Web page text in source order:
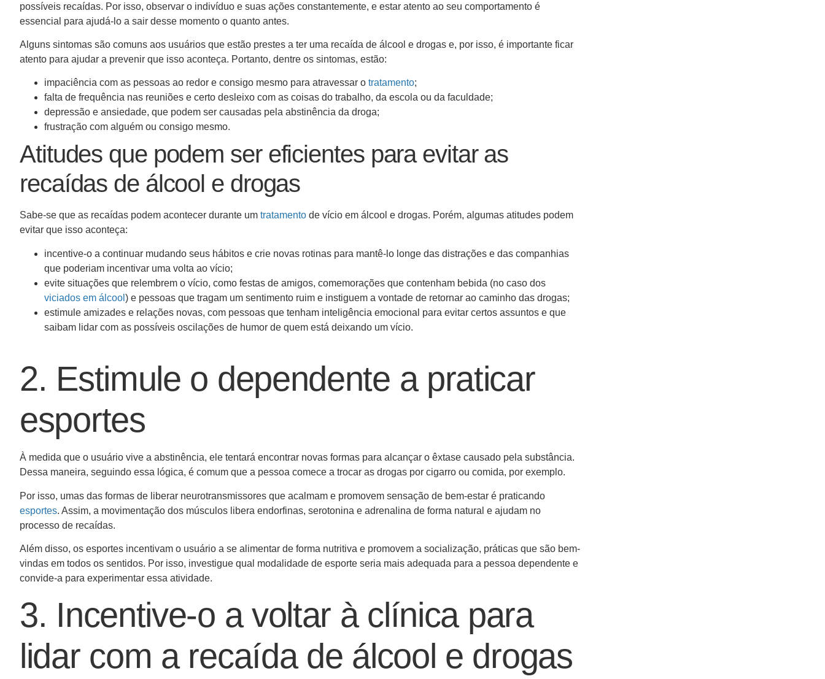
possíveis recaídas. Por isso, observar o indivíduo e suas ações constantemente, e estar atento ao seu comportamento é
essencial para ajudá-lo a sair desse momento o quanto antes.
Alguns sintomas são comuns aos usuários que estão prestes a ter uma recaída de álcool e drogas e, por isso, é importante ficar
atento para ajudar a prevenir que isso aconteça. Portanto, dentre os sintomas, estão:
impaciência com as pessoas ao redor e consigo mesmo para atravessar o tratamento;
falta de frequência nas reuniões e certo desleixo com as coisas do trabalho, da escola ou da faculdade;
depressão e ansiedade, que podem ser causadas pela abstinência da droga;
frustração com alguém ou consigo mesmo.
Atitudes que podem ser eficientes para evitar as
recaídas de álcool e drogas
Sabe-se que as recaídas podem acontecer durante um tratamento de vício em álcool e drogas. Porém, algumas atitudes podem
evitar que isso aconteça:
incentive-o a continuar mudando seus hábitos e crie novas rotinas para mantê-lo longe das distrações e das companhias
que poderiam incentivar uma volta ao vício;
evite situações que relembrem o vício, como festas de amigos, comemorações que contenham bebida (no caso dos
viciados em álcool ) e pessoas que tragam um sentimento ruim e instiguem a vontade de retornar ao caminho das drogas;
estimule amizades e relações novas, com pessoas que tenham inteligência emocional para evitar certos assuntos e que
saibam lidar com as possíveis oscilações de humor de quem está deixando um vício.
2. Estimule o dependente a praticar
esportes
À medida que o usuário vive a abstinência, ele tentará encontrar novas formas para alcançar o êxtase causado pela substância.
Dessa maneira, seguindo essa lógica, é comum que a pessoa comece a trocar as drogas por cigarro ou comida, por exemplo.
Por isso, umas das formas de liberar neurotransmissores que acalmam e promovem sensação de bem-estar é praticando
esportes. Assim, a movimentação dos músculos libera endorfinas, serotonina e adrenalina de forma natural e ajudam no
processo de recaídas.
Além disso, os esportes incentivam o usuário a se alimentar de forma nutritiva e promovem a socialização, práticas que são bem-
vindas em todos os sentidos. Por isso, investigue qual modalidade de esporte seria mais adequada para a pessoa dependente e
convide-a para experimentar essa atividade.
3. Incentive-o a voltar à clínica para
lidar com a recaída de álcool e drogas